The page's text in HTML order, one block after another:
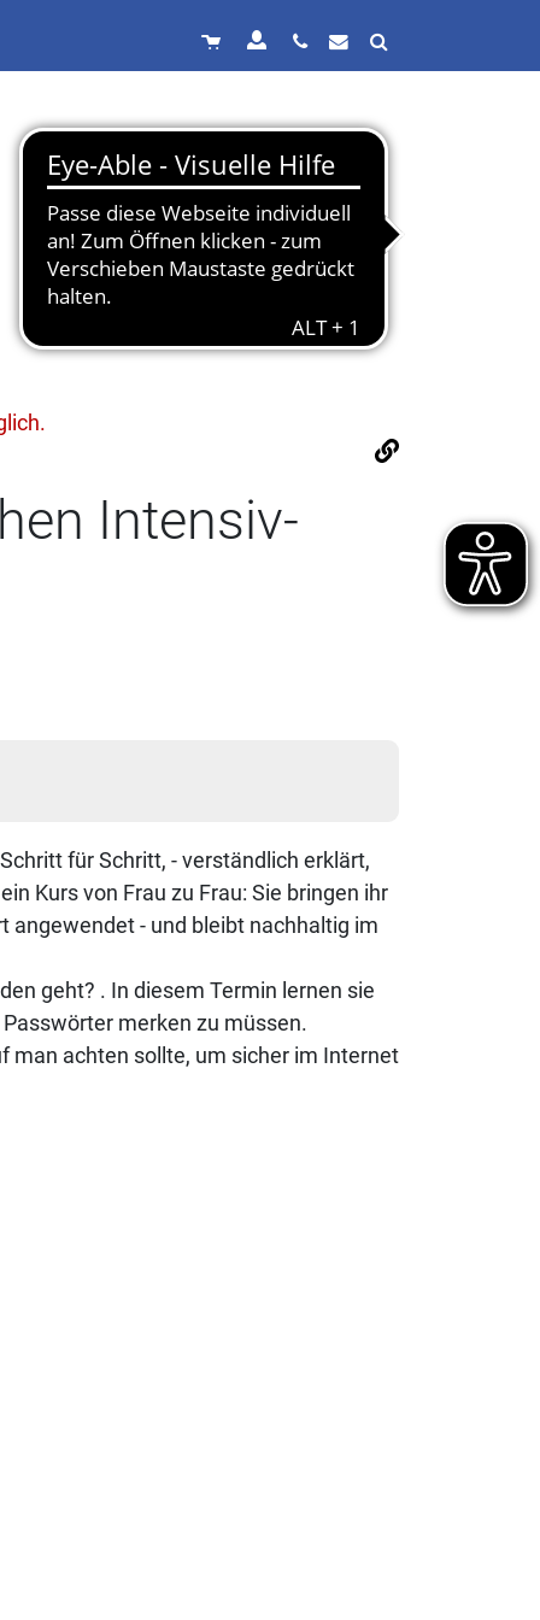
Intensiv-
für Schritt, - verständlich erklärt,
Kurs von Frau zu Frau: Sie bringen ihr
angewendet - und bleibt nachhaltig im
geht? . In diesem Termin lernen sie
merken zu müssen.
man achten sollte, um sicher im Internet